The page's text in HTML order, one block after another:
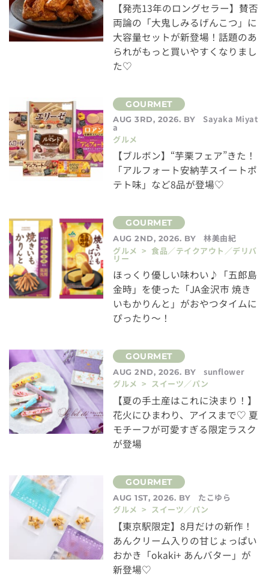
【発売13年のロングセラー】賛否
両論の「大鬼しみるげんこつ」に
大容量セットが新登場！話題のあ
られがもっと買いやすくなりまし
た♡
AUG 3RD, 2026. BY Sayaka Miyat
a
グルメ
【ブルボン】“芋栗フェア”きた！
「アルフォート安納芋スイートポ
テト味」など8品が登場♡
AUG 2ND, 2026. BY
林美由紀
グルメ > 食品／テイクアウト／デリバ
リー
ほっくり優しい味わい♪「五郎島
金時」を使った「JA金沢市 焼き
いもかりんと」がおやつタイムに
ぴったり～！
AUG 2ND, 2026. BY
sunflower
グルメ > スイーツ／パン
【夏の手土産はこれに決まり！】
花火にひまわり、アイスまで♡ 夏
モチーフが可愛すぎる限定ラスク
が登場
AUG 1ST, 2026. BY
たこゆら
グルメ > スイーツ／パン
【東京駅限定】8月だけの新作！
あんクリーム入りの甘じょっぱい
おかき「okaki+ あんバター」が
新登場♡